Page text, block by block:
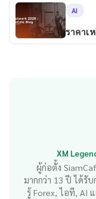
AI
ราคาเ
XM
ผู้ก่อตั้ง
มากกว่า 13 ปี ได้รั
รู้ Forex, ไอที, AI